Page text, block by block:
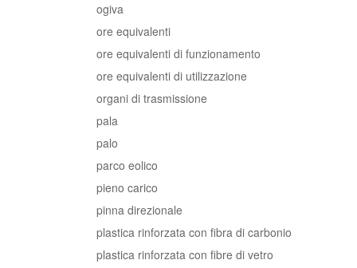
ogiva
ore equivalenti
ore equivalenti di funzionamento
ore equivalenti di utilizzazione
organi di trasmissione
pala
palo
parco eolico
pieno carico
pinna direzionale
plastica rinforzata con fibra di carbonio
plastica rinforzata con fibre di vetro